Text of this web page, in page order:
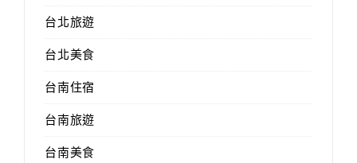
台北旅遊
台北美食
台南住宿
台南旅遊
台南美食